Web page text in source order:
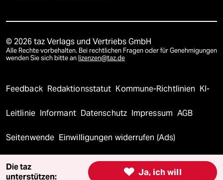
© 2026 taz Verlags und Vertriebs GmbH
Alle Rechte vorbehalten. Bei rechtlichen Fragen oder für Genehmigungen
wenden Sie sich bitte an lizenzen@taz.de
Feedback Redaktionsstatut Kommune-Richtlinien KI-
Leitlinie Informant Datenschutz Impressum AGB
Seitenwende Einwilligungen widerrufen (Ads)
 Ja, ich will
Die taz
unterstützen: